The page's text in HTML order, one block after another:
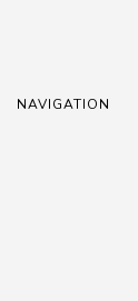
NAVIGATION